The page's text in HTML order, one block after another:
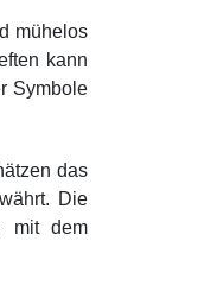
mühelos
kann
Symbole
das
Die
mit dem